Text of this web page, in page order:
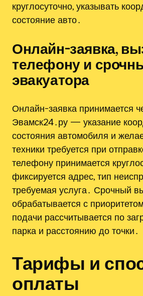
круглосуточно, указывать
состояние авто․
Онлайн-заявка,
телефону и
эвакуатора
Онлайн-заявка принимается
Эвамск24․ру — указание
состояния автомобиля и
техники требуется при
телефону принимается
фиксируется адрес, тип
требуемая услуга․ Срочный
обрабатывается с
подачи рассчитывается по
парка и расстоянию до точки․
Тарифы и
оплаты